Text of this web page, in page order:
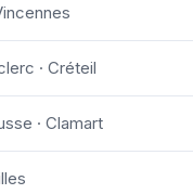
· Créteil
· Clamart